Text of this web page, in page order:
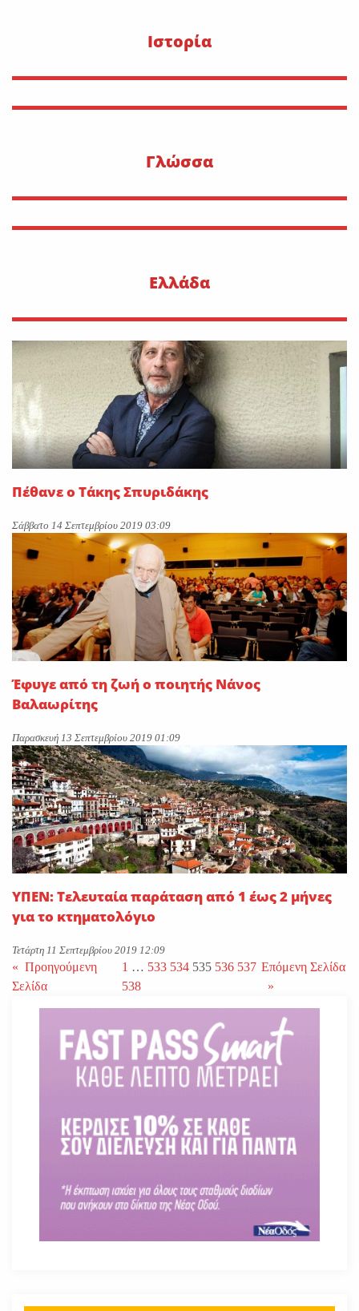
Ιστορία
Γλώσσα
Ελλάδα
Πέθανε ο Τάκης Σπυριδάκης
Σάββατο 14 Σεπτεμβρίου 2019 03:09
Έφυγε από τη ζωή ο ποιητής Νάνος
Βαλαωρίτης
Παρασκευή 13 Σεπτεμβρίου 2019 01:09
ΥΠΕΝ: Τελευταία παράταση από 1 έως 2 μήνες
για το κτηματολόγιο
Τετάρτη 11 Σεπτεμβρίου 2019 12:09
« Προηγούμενη
Σελίδα
1 … 533 534 535 536 537
538
Επόμενη Σελίδα
»